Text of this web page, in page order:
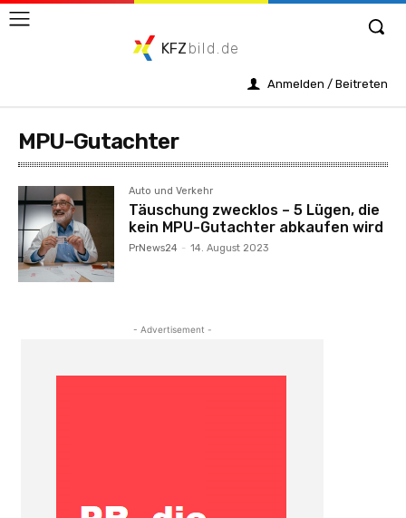
KFZ bild.de
Anmelden / Beitreten
MPU-Gutachter
Auto und Verkehr
Täuschung zwecklos – 5 Lügen, die
kein MPU-Gutachter abkaufen wird
PrNews24 - 14. August 2023
- Advertisement -